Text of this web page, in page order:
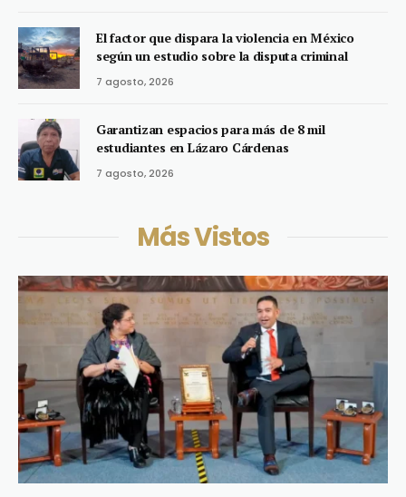
El factor que dispara la violencia en México
según un estudio sobre la disputa criminal
7 agosto, 2026
Garantizan espacios para más de 8 mil
estudiantes en Lázaro Cárdenas
7 agosto, 2026
Más Vistos